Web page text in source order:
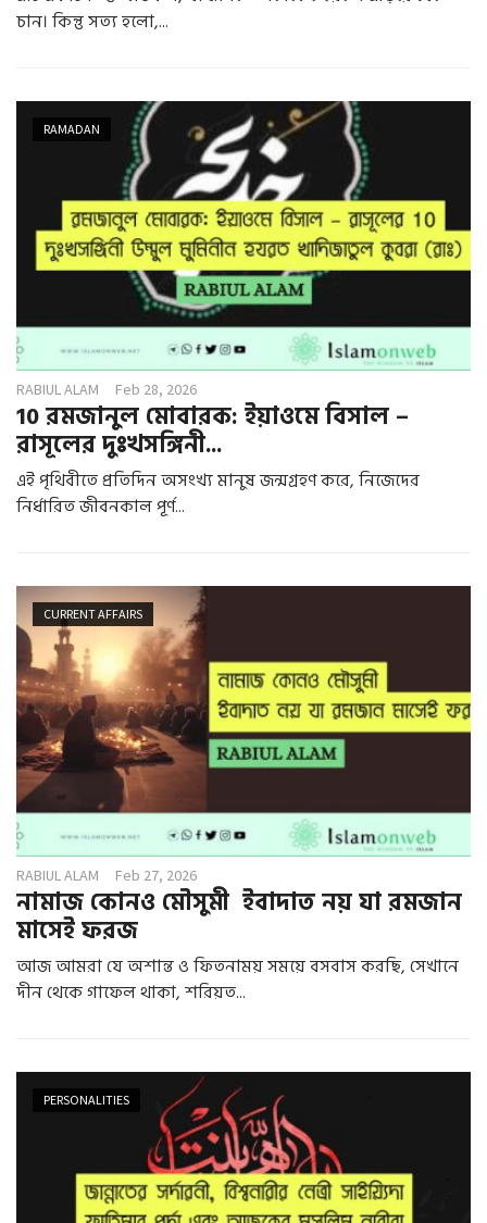
চান। কিন্তু সত্য হলো,...
RAMADAN
RABIUL ALAM Feb 28, 2026
10 রমজানুল মোবারক: ইয়াওমে বিসাল –
রাসূলের দুঃখসঙ্গিনী...
এই পৃথিবীতে প্রতিদিন অসংখ্য মানুষ জন্মগ্রহণ করে, নিজেদের
নির্ধারিত জীবনকাল পূর্ণ...
CURRENT AFFAIRS
RABIUL ALAM Feb 27, 2026
নামাজ কোনও মৌসুমী ইবাদাত নয় যা রমজান
মাসেই ফরজ
আজ আমরা যে অশান্ত ও ফিতনাময় সময়ে বসবাস করছি, সেখানে
দীন থেকে গাফেল থাকা, শরিয়ত...
PERSONALITIES